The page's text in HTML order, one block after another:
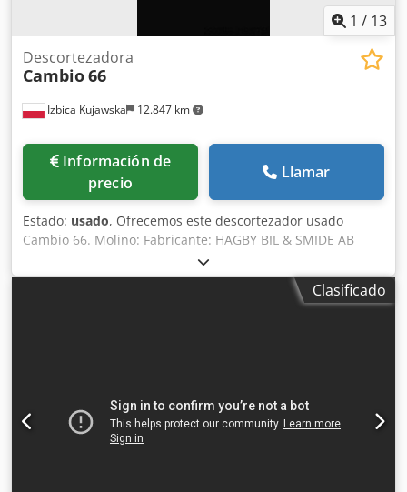
1 / 13
Izbica Kujawska 12.847 km
Descortezadora
Cambio66
Información de
precio
Llamar
Estado: usado, Ofrecemos este descortezador usado
Cambio 66. Molino: Fabricante: HAGBY BIL & SMIDE AB
Tipo: RWP-14 EU Número de serie: 529 Codpjy Stw Tefx
Aiferf Año de fabricación: 2017 Si tiene preguntas o
necesita información adicional, no dude en enviarnos un
Clasificado